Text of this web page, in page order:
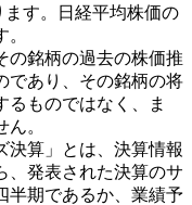
す。日経平均株価の
の銘柄の過去の株価推
であり、その銘柄の将
るものではなく、ま
。
決算」とは、決算情報
、発表された決算のサ
半期であるか、業績予